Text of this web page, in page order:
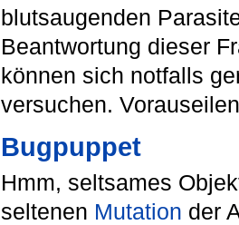
blutsaugenden
Beantwortung dieser
können sich notfalls
versuchen.
Bugpuppet
Hmm, seltsames
seltenen Mutation der